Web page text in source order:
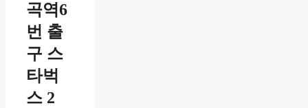
곡역6
번 출
구 스
타벅
스 2